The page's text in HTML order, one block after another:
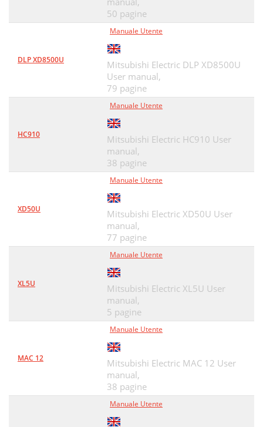
50 pagine
DLP XD8500U
Manuale Utente
Mitsubishi Electric DLP XD8500U
User manual,
79 pagine
HC910
Manuale Utente
Mitsubishi Electric HC910 User
manual,
38 pagine
XD50U
Manuale Utente
Mitsubishi Electric XD50U User
manual,
77 pagine
XL5U
Manuale Utente
Mitsubishi Electric XL5U User
manual,
5 pagine
MAC 12
Manuale Utente
Mitsubishi Electric MAC 12 User
manual,
38 pagine
Manuale Utente